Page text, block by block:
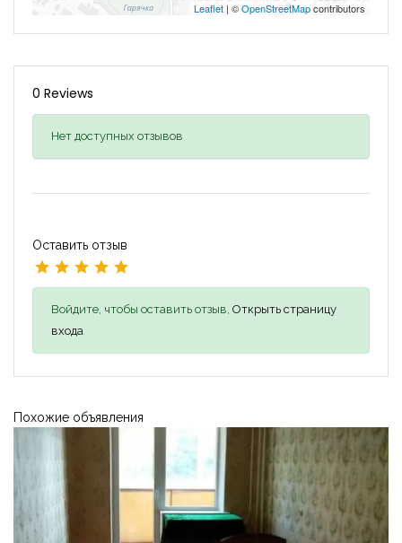
Leaflet | ©OpenStreetMapcontributors
0 Reviews
Нет доступных отзывов
Оставить отзыв
Войдите, чтобы оставить отзыв, Открыть страницу
входа
Похожие объявления